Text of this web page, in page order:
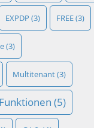
EXPDP (3) FREE(3)
(3)
Multitenant(3)
(5)